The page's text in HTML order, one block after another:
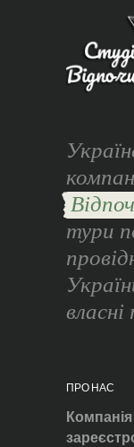
тури
ПРО НАС